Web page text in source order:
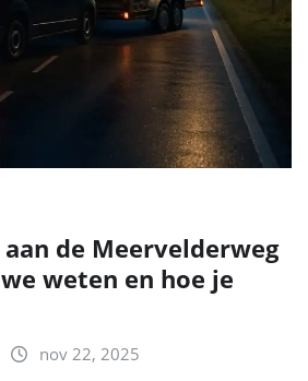
de Meervelderweg
weten en hoe je
nov 22, 2025